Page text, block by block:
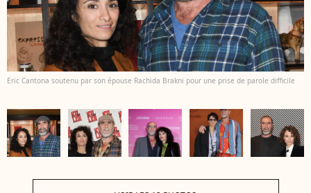
Eric Cantona soutenu par son épouse Rachida Brakni pour une prise de parole difficile